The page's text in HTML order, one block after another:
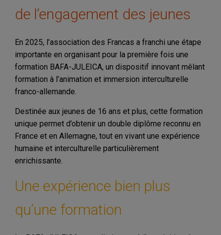
de l’engagement des jeunes
En 2025, l’association des Francas a franchi une étape
importante en organisant pour la première fois une
formation BAFA-JULEICA, un dispositif innovant mêlant
formation à l’animation et immersion interculturelle
franco-allemande.
Destinée aux jeunes de 16 ans et plus, cette formation
unique permet d’obtenir un double diplôme reconnu en
France et en Allemagne, tout en vivant une expérience
humaine et interculturelle particulièrement
enrichissante.
Une expérience bien plus
qu’une formation